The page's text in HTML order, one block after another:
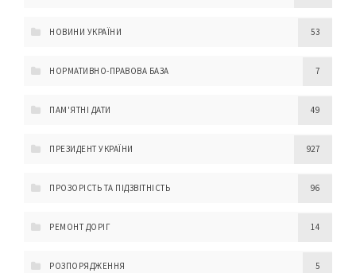
НОВИНИ УКРАЇНИ 53
НОРМАТИВНО-ПРАВОВА БАЗА 7
ПАМ'ЯТНІ ДАТИ 49
ПРЕЗИДЕНТ УКРАЇНИ 927
ПРОЗОРІСТЬ ТА ПІДЗВІТНІСТЬ 96
РЕМОНТ ДОРІГ 14
РОЗПОРЯДЖЕННЯ 5